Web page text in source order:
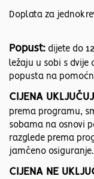
Doplata za
Popust: dijete do
ležaju u sobi s dvije
popusta na
CIJENA
prema programu,
sobama na osnovi
razglede prema
jamčeno osiguranje.
CIJENA NE